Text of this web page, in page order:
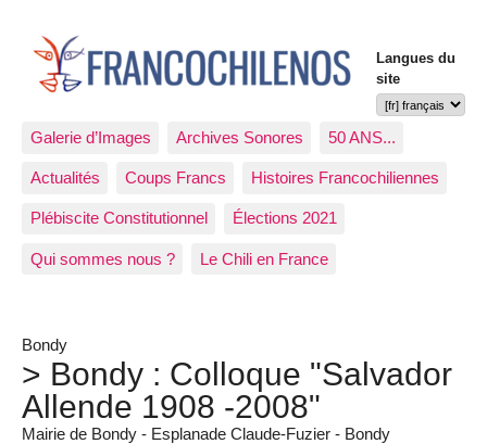
Langues du
site
Galerie d’Images Archives Sonores 50 ANS...
Actualités Coups Francs Histoires Francochiliennes
Plébiscite Constitutionnel Élections 2021
Qui sommes nous ? Le Chili en France
Bondy
> Bondy : Colloque "Salvador
Allende 1908 -2008"
Mairie de Bondy - Esplanade Claude-Fuzier - Bondy